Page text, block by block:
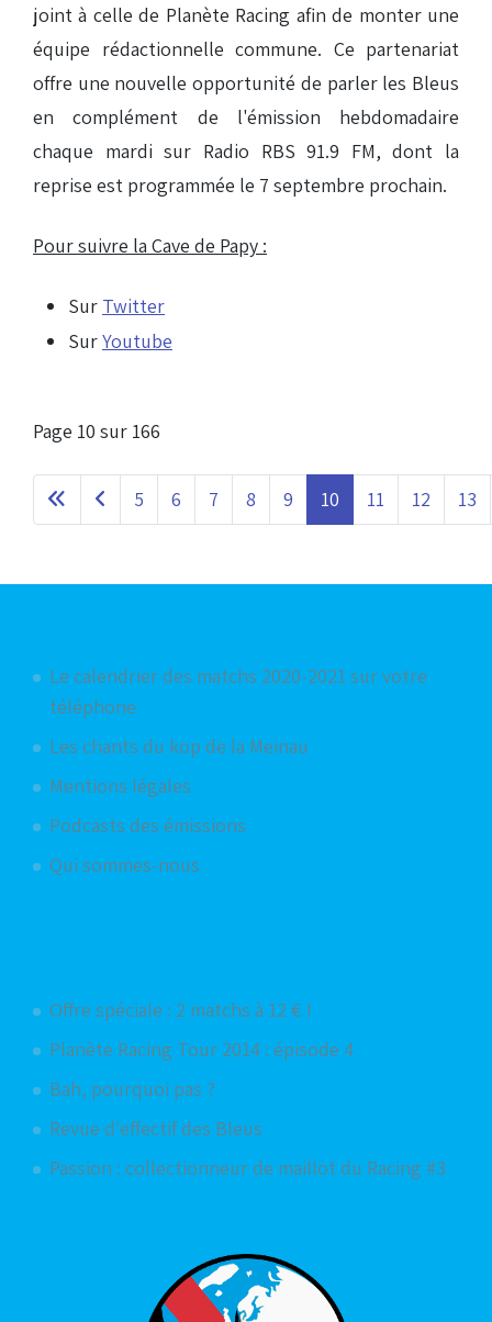
joint à celle de Planète Racing afin de monter une
équipe rédactionnelle commune. Ce partenariat
offre une nouvelle opportunité de parler les Bleus
en complément de l'émission hebdomadaire
chaque mardi sur Radio RBS 91.9 FM, dont la
reprise est programmée le 7 septembre prochain.
Pour suivre la Cave de Papy :
Sur Twitter
SurYoutube
Page 10 sur 166
5 6 7 8 9 10 11 12 13
Le calendrier des matchs 2020-2021 sur votre
téléphone
Les chants du kop de la Meinau
Mentions légales
Podcasts des émissions
Qui sommes-nous
Offre spéciale : 2 matchs à 12 € !
Planète Racing Tour 2014 : épisode 4
Bah, pourquoi pas ?
Revue d'effectif des Bleus
Passion : collectionneur de maillot du Racing #3